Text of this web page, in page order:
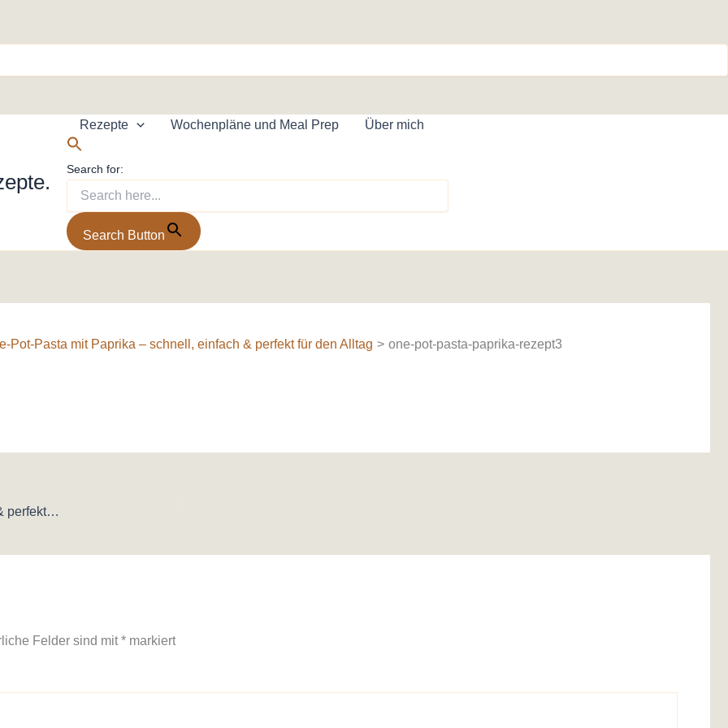
Rezepte Wochenpläne und Meal Prep Über mich
Search for:
Search Button
Pot-Pasta mit Paprika – schnell, einfach & perfekt für den Alltag one-pot-pasta-paprika-rezept3
Vegetarische One-Pot-Pasta mit Paprika – schnell, einfach & perfekt für den Alltag
Felder sind mit* markiert